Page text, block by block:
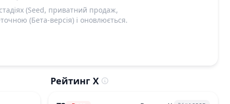
(Seed, приватний продаж,
(Бета-версія) і оновлюється.
Рейтинг X